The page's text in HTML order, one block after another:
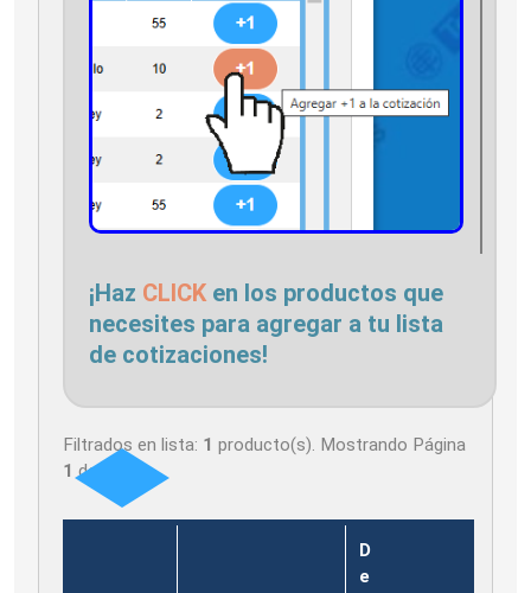
¡Haz CLICK en los productos que
necesites para agregar a tu lista
de cotizaciones!
Filtrados en lista: 1 producto(s). Mostrando Página
1 de
D
e